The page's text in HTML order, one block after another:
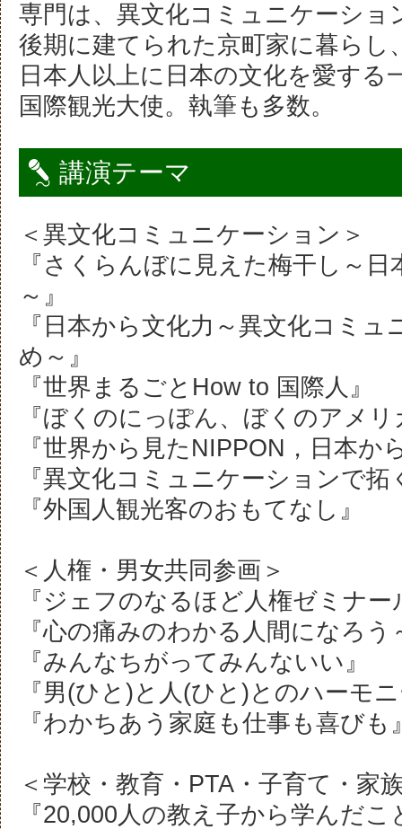
専門は、異文化コミュニケーショ
後期に建てられた京町家に暮らし
日本人以上に日本の文化を愛する
国際観光大使。執筆も多数。
講演テーマ
＜異文化コミュニケーション＞
『さくらんぼに見えた梅干し～
～』
『日本から文化力～異文化コミ
め～』
『世界まるごとHow to 国際人』
『ぼくのにっぽん、ぼくのアメリ
『世界から見たNIPPON，日本か
『異文化コミュニケーションで拓
『外国人観光客のおもてなし』
＜人権・男女共同参画＞
『ジェフのなるほど人権ゼミナー
『心の痛みのわかる人間になろ
『みんなちがってみんないい』
『男(ひと)と人(ひと)とのハーモ
『わかちあう家庭も仕事も喜びも
＜学校・教育・PTA・子育て・家
『20,000人の教え子から学んだこ